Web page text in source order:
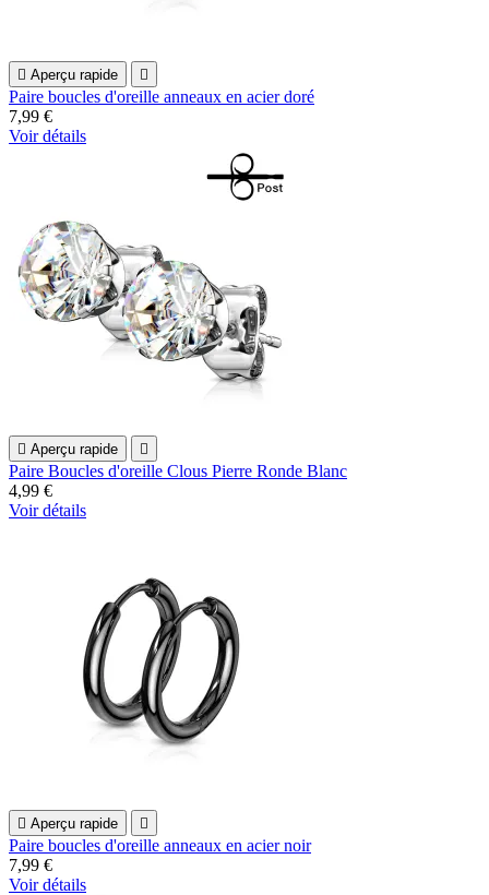
 Aperçu rapide 
Paire boucles d'oreille anneaux en acier doré
7,99 €
Voir détails
 Aperçu rapide 
Paire Boucles d'oreille Clous Pierre Ronde Blanc
4,99 €
Voir détails
 Aperçu rapide 
Paire boucles d'oreille anneaux en acier noir
7,99 €
Voir détails